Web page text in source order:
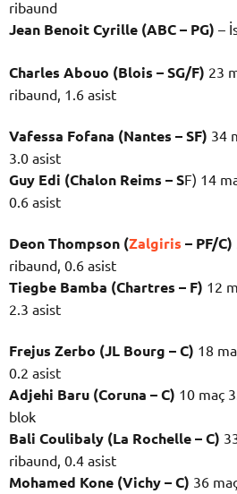
ribaund
Jean Benoit Cyrille (ABC – PG) –
Charles Abouo (Blois – SG/F) 23
ribaund, 1.6 asist
Vafessa Fofana (Nantes – SF) 34
3.0 asist
Guy Edi (Chalon Reims – SF) 14
0.6 asist
Deon Thompson (Zalgiris – PF/C)
ribaund, 0.6 asist
Tiegbe Bamba (Chartres – F) 12
2.3 asist
Frejus Zerbo (JL Bourg – C) 18
0.2 asist
Adjehi Baru (Coruna –C) 10 maç
blok
Bali Coulibaly (La Rochelle – C)
ribaund, 0.4 asist
Mohamed Kone (Vichy – C) 36